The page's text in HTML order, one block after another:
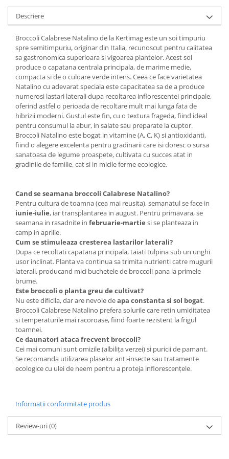
Accesorii gard electric
Accesorii irigat
Araci/ Suporti plante
Candele / Rezerve / Lumanari
Carabine/ carlige
Diverse casa si gradina
Diverse depozitare
Echipament protectie gradina
Fir/Ata de legat
Foarfeci
Furtun / banda / tub
Pila motofierastrau / drujba
Plantator
Plasa de umbrire
Plase plante
Pompa de apa curata/murdara
Pompa de stropit
Raticide
Saci
Spray si intretinere
Vinificatie
Lichidare STOC
Produse Bricolaj
Cantare
Descriere
Broccoli Calabrese Natalino de la Kertimag este un soi timpuriu
spre semitimpuriu, originar din Italia, recunoscut pentru calitatea
sa gastronomica superioara si vigoarea plantelor. Acest soi
produce o capatana centrala principala, de marime medie,
compacta si de o culoare verde intens. Ceea ce face varietatea
Natalino cu adevarat speciala este capacitatea sa de a produce
numerosi lastari laterali dupa recoltarea inflorescentei principale,
oferind astfel o perioada de recoltare mult mai lunga fata de
hibrizii moderni. Gustul este fin, cu o textura frageda, fiind ideal
pentru consumul la abur, in salate sau preparate la cuptor.
Broccoli Natalino este bogat in vitamine (A, C, K) si antioxidanti,
fiind o alegere excelenta pentru gradinarii care isi doresc o sursa
sanatoasa de legume proaspete, cultivata cu succes atat in
gradinile de familie, cat si in micile ferme ecologice.
Cand se seamana broccoli Calabrese Natalino?
Pentru cultura de toamna (cea mai reusita), semanatul se face in
iunie-iulie, iar transplantarea in august. Pentru primavara, se
seamana in rasadnite in februarie-martie si se planteaza in
camp in aprilie.
Cum se stimuleaza cresterea lastarilor laterali?
Dupa ce recoltati capatana principala, taiati tulpina sub un unghi
usor inclinat. Planta va continua sa trimita nutrienti catre mugurii
laterali, producand mici buchetele de broccoli pana la primele
brume.
Este broccoli o planta greu de cultivat?
Nu este dificila, dar are nevoie deapa constanta si sol bogat.
Broccoli Calabrese Natalino prefera solurile care retin umiditatea
si temperaturile mai racoroase, fiind foarte rezistent la frigul
toamnei.
Ce daunatori ataca frecvent broccoli?
Cei mai comuni sunt omizile (albilița verzei) si puricii de pamant.
Se recomanda utilizarea plaselor anti-insecte sau tratamente
ecologice cu ulei de neem pentru a proteja inflorescențele.
Informatii conformitate produs
Review-uri(0)